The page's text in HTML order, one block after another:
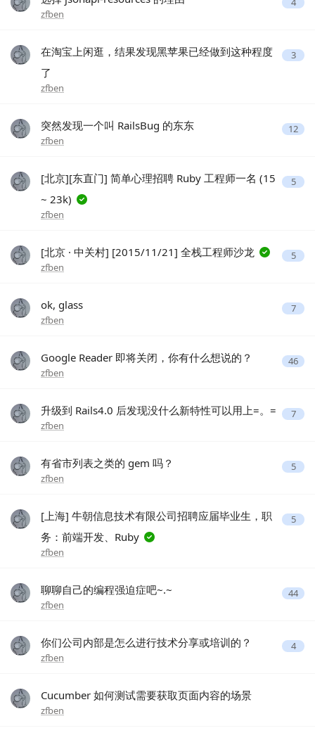
zfben
在淘宝上闲逛，结果发现黑苹果已经做到这种程度
了
zfben
3
突然发现一个叫 RailsBug 的东东
zfben
12
[北京][东直门] 简单心理招聘 Ruby 工程师一名 (15
~ 23k)
zfben
5
[北京 · 中关村] [2015/11/21] 全栈工程师沙龙
zfben
5
ok, glass
zfben
7
Google Reader 即将关闭，你有什么想说的？
zfben
46
升级到 Rails4.0 后发现没什么新特性可以用上=。=
zfben
7
有省市列表之类的 gem 吗？
zfben
5
[上海] 牛朝信息技术有限公司招聘应届毕业生，职
务：前端开发、Ruby
zfben
5
聊聊自己的编程强迫症吧~.~
zfben
44
你们公司内部是怎么进行技术分享或培训的？
zfben
4
Cucumber 如何测试需要获取页面内容的场景
zfben